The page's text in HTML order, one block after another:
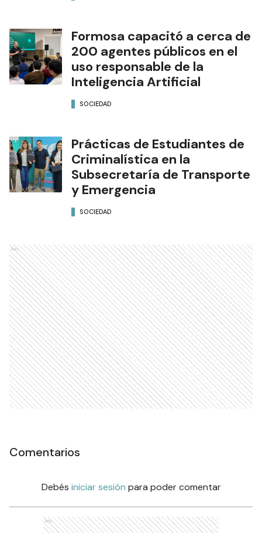
Formosa capacitó a cerca de
200 agentes públicos en el
uso responsable de la
Inteligencia Artificial
SOCIEDAD
Prácticas de Estudiantes de
Criminalística en la
Subsecretaría de Transporte
y Emergencia
SOCIEDAD
Ads
Comentarios
Debés iniciar sesión para poder comentar
Ads